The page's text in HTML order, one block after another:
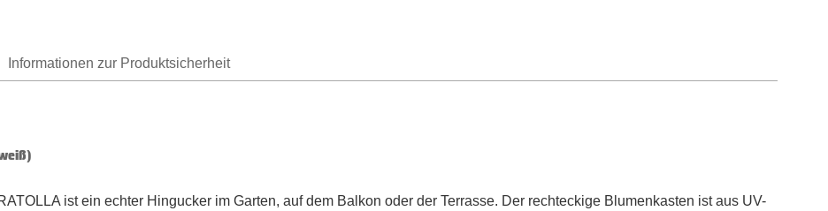
Informationen zur Produktsicherheit
ist ein echter Hingucker im Garten, auf dem Balkon oder der Terrasse. Der rechteckige Blumenkasten ist aus UV-